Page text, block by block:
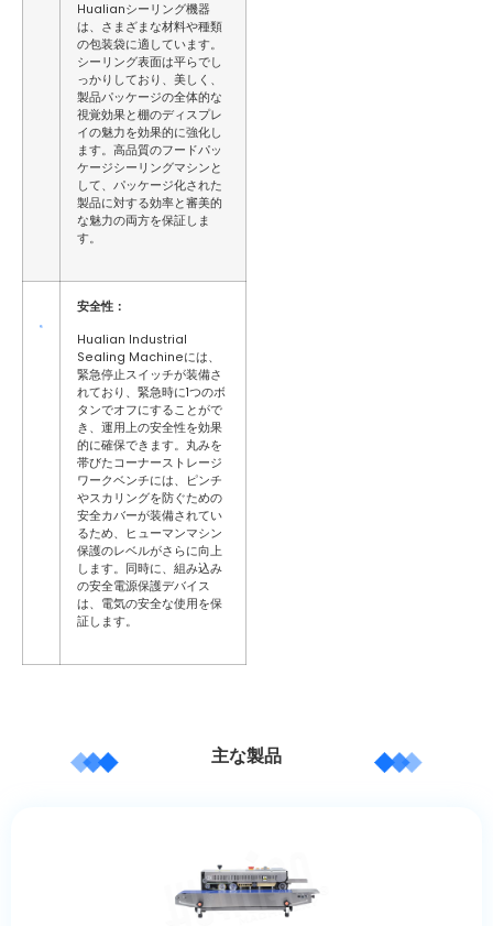
Hualianシーリング機器
は、さまざまな材料や種類
の包装袋に適しています。
シーリング表面は平らでし
っかりしており、美しく、
製品パッケージの全体的な
視覚効果と棚のディスプレ
イの魅力を効果的に強化し
ます。高品質のフードパッ
ケージシーリングマシンと
して、パッケージ化された
製品に対する効率と審美的
な魅力の両方を保証しま
す。
安全性：
Hualian Industrial
Sealing Machineには、
緊急停止スイッチが装備さ
れており、緊急時に1つのボ
タンでオフにすることがで
き、運用上の安全性を効果
的に確保できます。丸みを
帯びたコーナーストレージ
ワークベンチには、ピンチ
やスカリングを防ぐための
安全カバーが装備されてい
るため、ヒューマンマシン
保護のレベルがさらに向上
します。同時に、組み込み
の安全電源保護デバイス
は、電気の安全な使用を保
証します。
主な製品